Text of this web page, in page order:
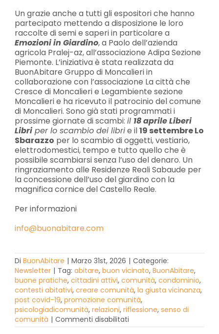
Un grazie anche a tutti gli espositori che hanno
partecipato mettendo a disposizione le loro
raccolte di semi e saperi in particolare a
Emozioni in Giardino, a Paolo dell’azienda
agricola Pralej-az, all’associazione Adipa Sezione
Piemonte. L’iniziativa è stata realizzata da
BuonAbitare Gruppo di Moncalieri in
collaborazione con l’associazione La città che
Cresce di Moncalieri e Legambiente sezione
Moncalieri e ha ricevuto il patrocinio del comune
di Moncalieri. Sono già stati programmati i
prossime giornate di scambi: il 18 aprile Liberi
Libri per lo scambio dei librie il19 settembre Lo
Sbarazzo per lo scambio di oggetti, vestiario,
elettrodomestici, tempo e tutto quello che è
possibile scambiarsi senza l’uso del denaro. Un
ringraziamento alle Residenze Reali Sabaude per
la concessione dell’uso del giardino con la
magnifica cornice del Castello Reale.
Per informazioni
info@buonabitare.com
Di BuonAbitare | Marzo 31st, 2026 | Categorie:
Newsletter | Tag: abitare, buon vicinato, BuonAbitare,
buone pratiche, cittadini attivi, comunità, condominio,
contesti abitativi, creare comunità, la giusta vicinanza,
post covid-19, promozione comunità,
psicologiadicomunità, relazioni, riflessione, senso di
comunità | Commenti disabilitati
Newsletter